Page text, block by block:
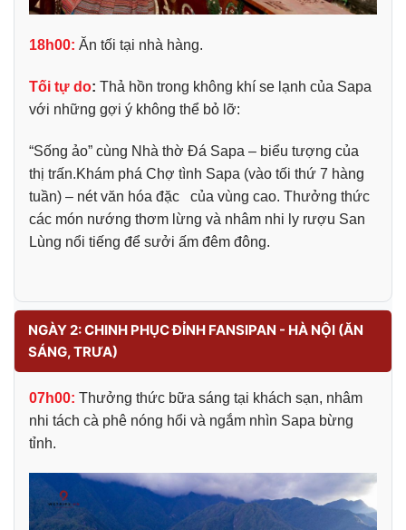
18h00: Ăn tối tại nhà hàng.
Tối tự do: Thả hồn trong không khí se lạnh của Sapa
với những gợi ý không thể bỏ lỡ:
“Sống ảo” cùng Nhà thờ Đá Sapa – biểu tượng của
thị trấn.Khám phá Chợ tình Sapa (vào tối thứ 7 hàng
tuần) – nét văn hóa đặc của vùng cao. Thưởng thức
các món nướng thơm lừng và nhâm nhi ly rượu San
Lùng nổi tiếng để sưởi ấm đêm đông.
NGÀY 2: CHINH PHỤC ĐỈNH FANSIPAN - HÀ NỘI (ĂN
SÁNG, TRƯA)
07h00: Thưởng thức bữa sáng tại khách sạn, nhâm
nhi tách cà phê nóng hổi và ngắm nhìn Sapa bừng
tỉnh.